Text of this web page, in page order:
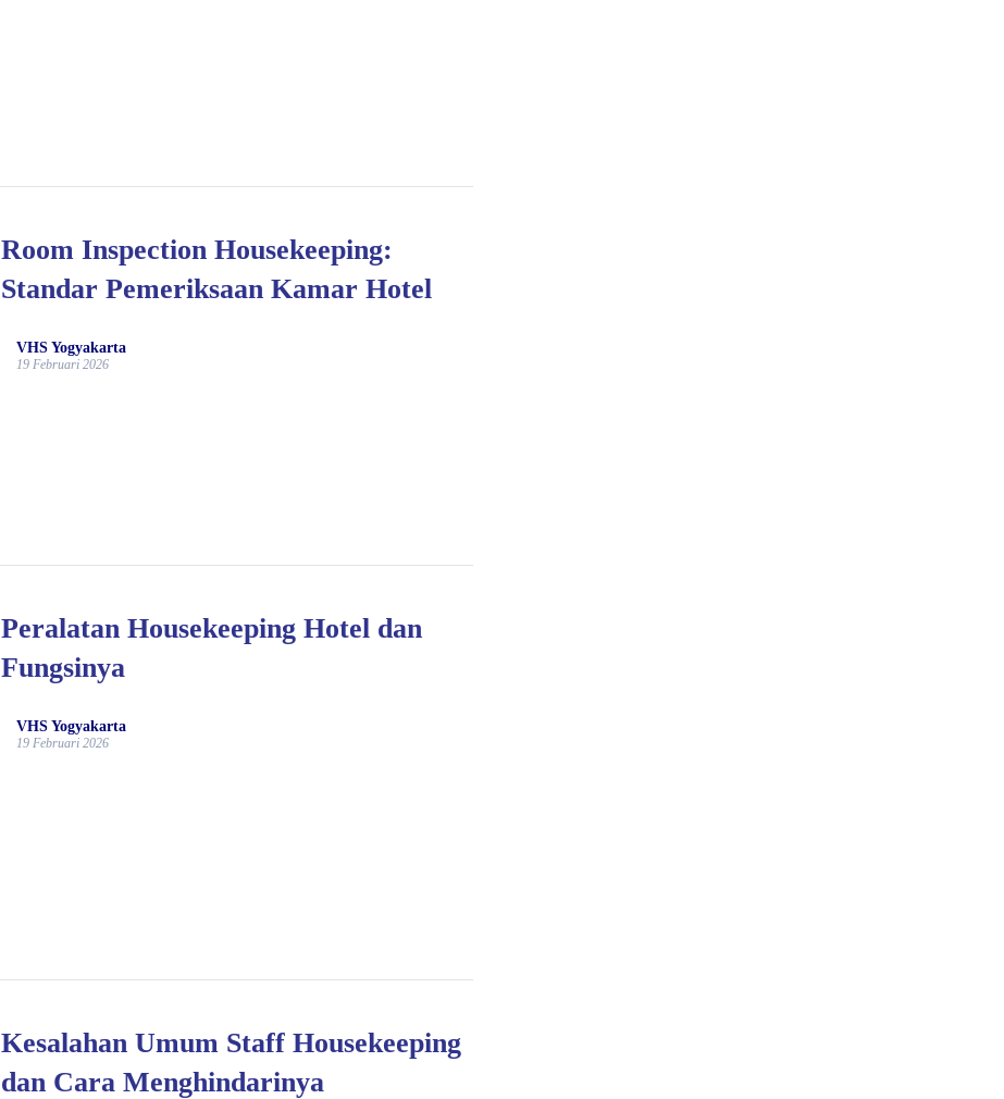
Room Inspection Housekeeping:
Standar Pemeriksaan Kamar Hotel
VHS Yogyakarta
19 Februari 2026
Peralatan Housekeeping Hotel dan
Fungsinya
VHS Yogyakarta
19 Februari 2026
Kesalahan Umum Staff Housekeeping
dan Cara Menghindarinya